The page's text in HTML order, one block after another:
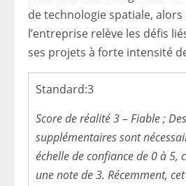
de technologie spatiale,
l’entreprise relève les défis
ses projets à forte intensité
Standard:3
Score de réalité 3 – Fiable ;
supplémentaires sont
échelle de confiance de 0 à 5,
une note de 3. Récemment,